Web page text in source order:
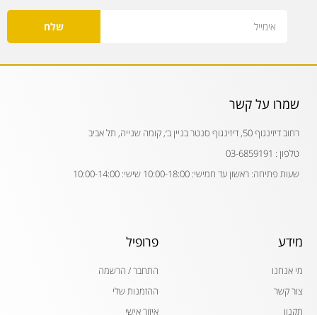
שלח
שמרו על קשר
רחוב דיזינגוף 50, דיזינגוף סנטר בניין ב׳, קומה שנייה, תל אביב
טלפון : 03-6859191
שעות פתיחה: ראשון עד חמישי: 10:00-18:00 שישי: 10:00-14:00
מידע
מי אנחנו
צור קשר
תקנון
פרופיל
התחבר / הרשמה
ההזמנות שלי
איזור אישי